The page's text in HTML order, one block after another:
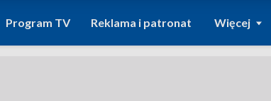
Program TV Reklama i patronat Więcej